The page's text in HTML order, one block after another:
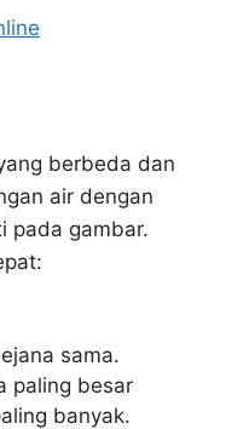
berbeda dan
air dengan
pada gambar.
sama.
paling besar
banyak.